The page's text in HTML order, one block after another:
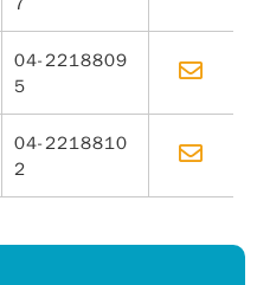
04-2218809
5
04-2218810
2